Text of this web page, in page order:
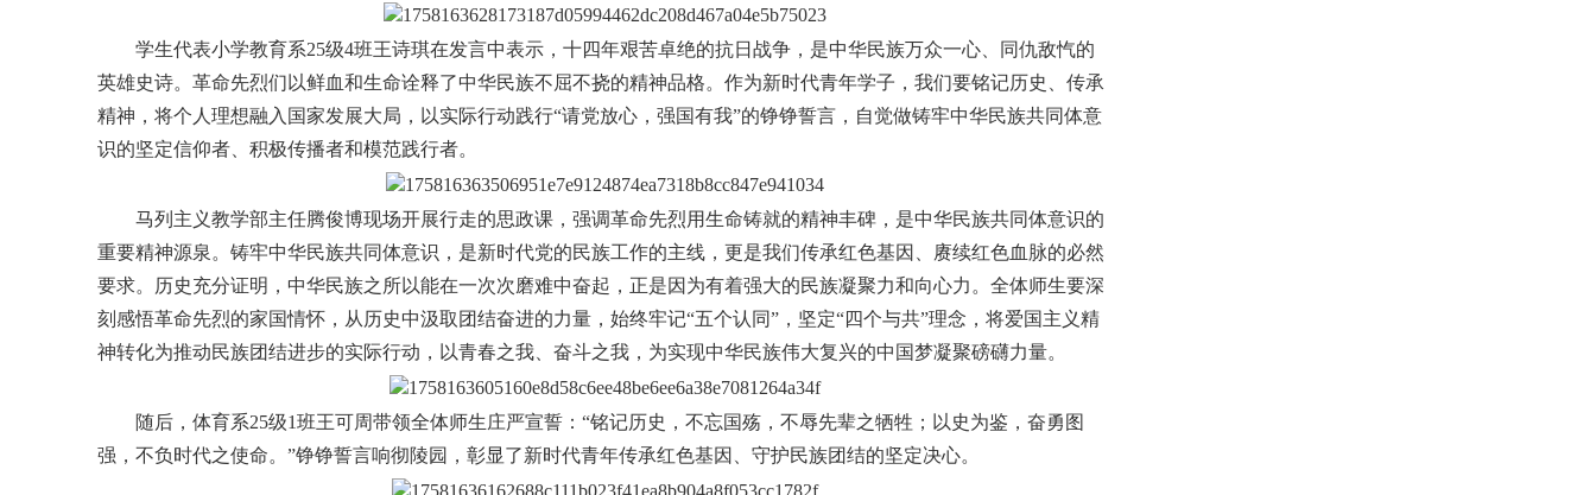
学生代表小学教育系25级4班王诗琪在发言中表示，十四年艰苦卓绝的抗日战争，是中华民族万众一心、同仇敌忾的
英雄史诗。革命先烈们以鲜血和生命诠释了中华民族不屈不挠的精神品格。作为新时代青年学子，我们要铭记历史、传承
精神，将个人理想融入国家发展大局，以实际行动践行“请党放心，强国有我”的铮铮誓言，自觉做铸牢中华民族共同体意
识的坚定信仰者、积极传播者和模范践行者。
马列主义教学部主任腾俊博现场开展行走的思政课，强调革命先烈用生命铸就的精神丰碑，是中华民族共同体意识的
重要精神源泉。铸牢中华民族共同体意识，是新时代党的民族工作的主线，更是我们传承红色基因、赓续红色血脉的必然
要求。历史充分证明，中华民族之所以能在一次次磨难中奋起，正是因为有着强大的民族凝聚力和向心力。全体师生要深
刻感悟革命先烈的家国情怀，从历史中汲取团结奋进的力量，始终牢记“五个认同”，坚定“四个与共”理念，将爱国主义精
神转化为推动民族团结进步的实际行动，以青春之我、奋斗之我，为实现中华民族伟大复兴的中国梦凝聚磅礴力量。
随后，体育系25级1班王可周带领全体师生庄严宣誓：“铭记历史，不忘国殇，不辱先辈之牺牲；以史为鉴，奋勇图
强，不负时代之使命。”铮铮誓言响彻陵园，彰显了新时代青年传承红色基因、守护民族团结的坚定决心。